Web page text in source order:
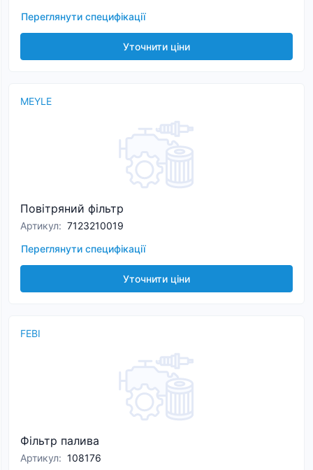
Переглянути специфікації
Уточнити ціни
MEYLE
Повітряний фільтр
Артикул: 7123210019
Переглянути специфікації
Уточнити ціни
FEBI
Фільтр палива
Артикул: 108176